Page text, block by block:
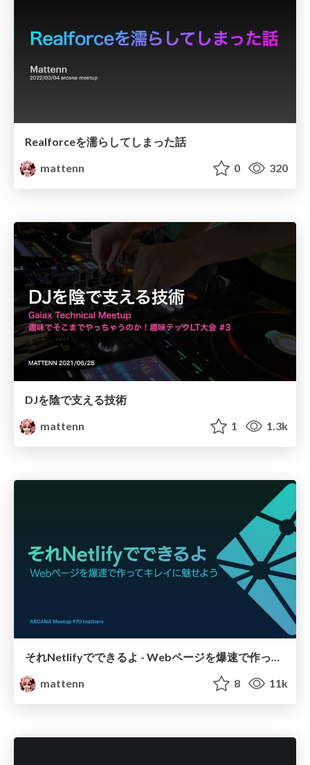
Realforceを濡らしてしまった話
mattenn
0 320
DJを陰で支える技術
mattenn
1 1.3k
それNetlifyでできるよ - Webページを爆速で作ってキレイに魅せよう
mattenn
8 11k